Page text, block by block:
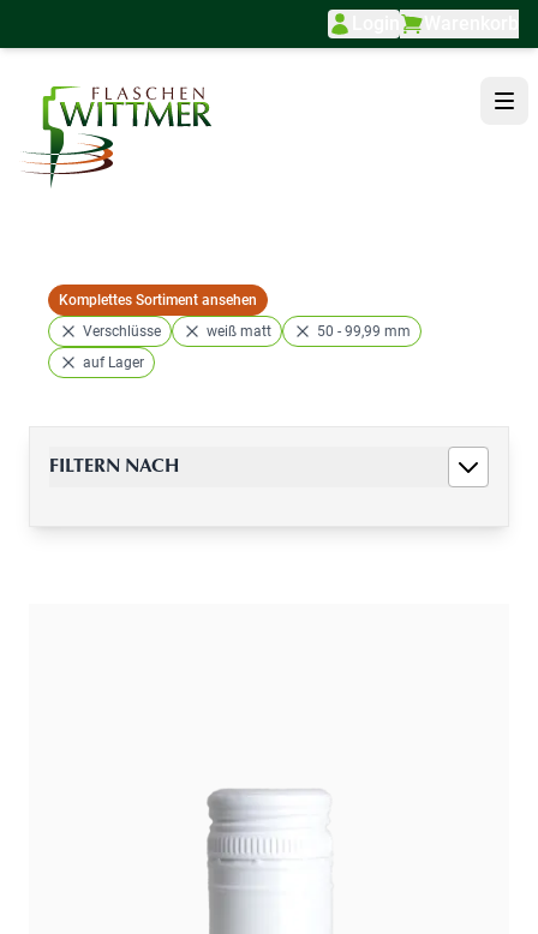
Komplettes Sortiment ansehen
Verschlüsse
weiß matt
50 - 99,99 mm
auf Lager
FILTERN NACH